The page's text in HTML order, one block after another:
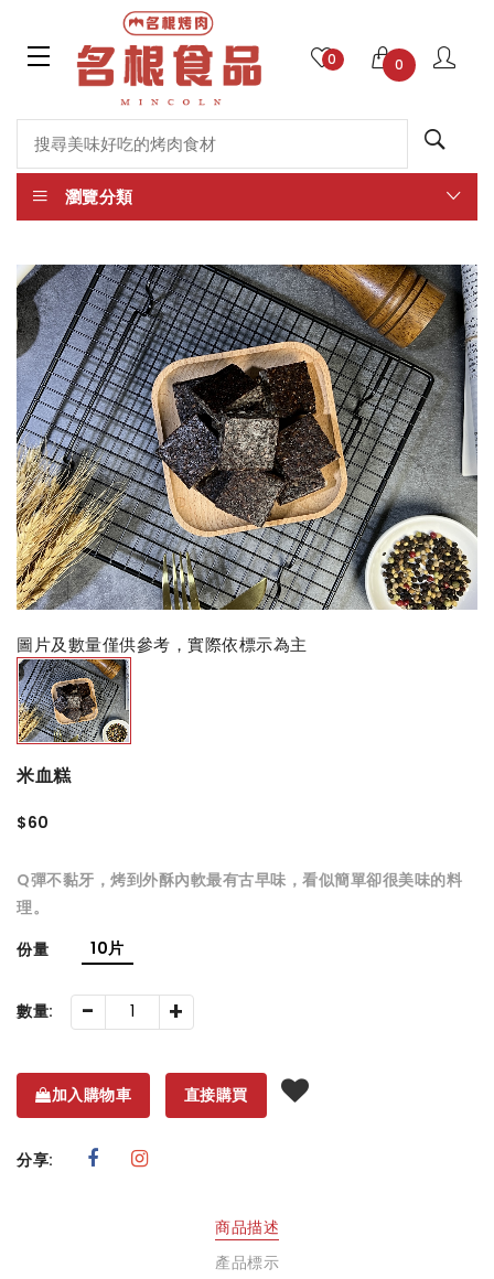
0 0
瀏覽分類
圖片及數量僅供參考，實際依標示為主
米血糕
$60
Q彈不黏牙，烤到外酥內軟最有古早味，看似簡單卻很美味的料
理。
份量
10片
數量: - +
加入購物車 直接購買
分享:
商品描述
產品標示